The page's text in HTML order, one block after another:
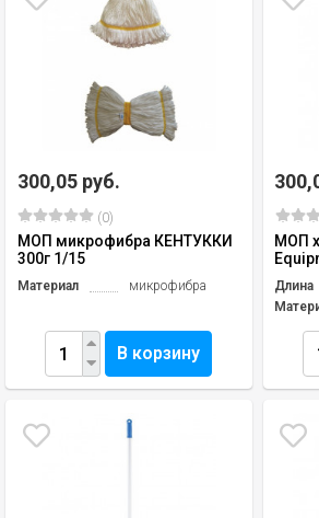
300,05 руб.
(0)
МОП микрофибра КЕНТУККИ
300г 1/15
Материал микрофибра
В корзину
МОП
Длина